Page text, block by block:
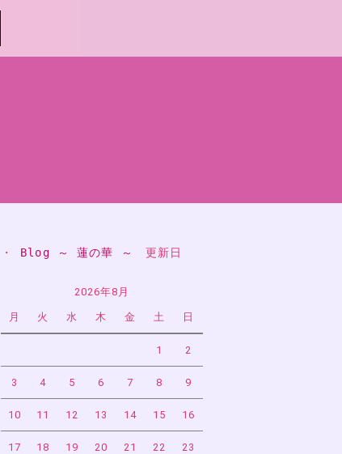
・ Blog ～ 蓮の華 ～ 更新日
2026年8月
月 火 水 木 金 土 日
1 2
3 4 5 6 7 8 9
10 11 12 13 14 15 16
17 18 19 20 21 22 23